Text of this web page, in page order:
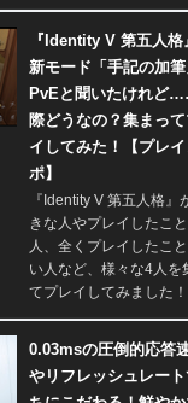
『Identity V 第五人格
新モード「手記の加
PvEと聞いたけれど
際どうなの？集まっ
イしてみた！【プレイ
ポ】
『Identity V 第五人格』
きな人やプレイしたこ
人、全くプレイしたこ
い人など、様々な4人を
てプレイしてみました！
0.03msの圧倒的応答
やリフレッシュレー